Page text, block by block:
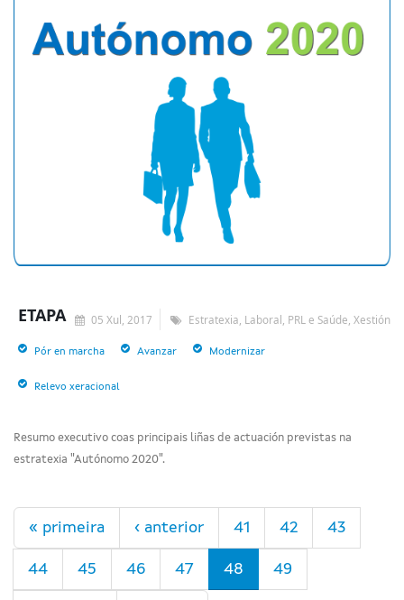
05 Xul, 2017 Estratexia, Laboral, PRL e Saúde, Xestión
ETAPA
Pór en marcha Avanzar Modernizar
Relevo xeracional
Resumo executivo coas principais liñas de actuación previstas na
estratexia "Autónomo 2020".
Páxinas
« primeira ‹ anterior 41 42 43
44 45 46 47 48 49